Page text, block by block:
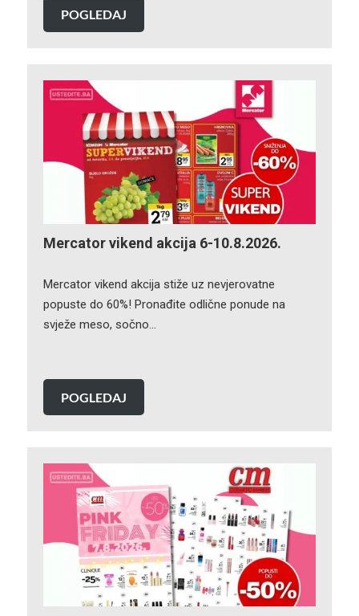
POGLEDAJ
Mercator vikend akcija 6-10.8.2026.
Mercator vikend akcija stiže uz nevjerovatne
popuste do 60%! Pronađite odlične ponude na
svježe meso, sočno…
POGLEDAJ